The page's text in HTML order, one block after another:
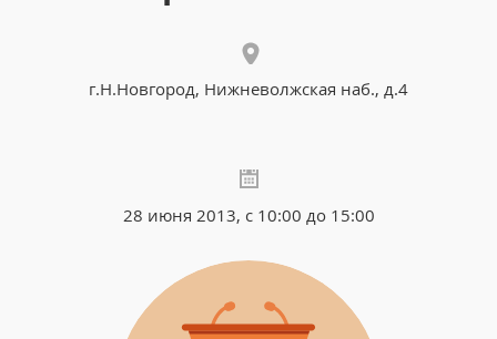
г.Н.Новгород, Нижневолжская наб., д.4
28 июня 2013, с 10:00 до 15:00